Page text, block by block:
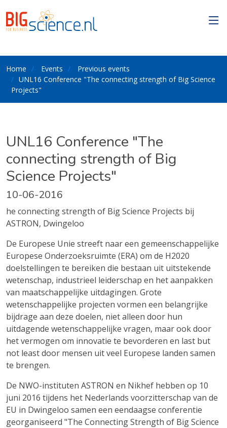
Home Events
Previous events
UNL16 Conference "The connecting strength of Big Science
Projects"
UNL16 Conference "The
connecting strength of Big
Science Projects"
10-06-2016
he connecting strength of Big Science Projects bij
ASTRON, Dwingeloo
De Europese Unie streeft naar een gemeenschappelijke
Europese Onderzoeksruimte (ERA) om de H2020
doelstellingen te bereiken die bestaan uit uitstekende
wetenschap, industrieel leiderschap en het aanpakken
van maatschappelijke uitdagingen. Grote
wetenschappelijke projecten vormen een belangrijke
bijdrage aan deze doelen, niet alleen door hun
uitdagende wetenschappelijke vragen, maar ook door
het vermogen om innovatie te bevorderen en last but
not least door mensen uit veel Europese landen samen
te brengen.
De NWO-instituten ASTRON en Nikhef hebben op 10
juni 2016 tijdens het Nederlands voorzitterschap van de
EU in Dwingeloo samen een eendaagse conferentie
georganiseerd "The Connecting Strength of Big Science